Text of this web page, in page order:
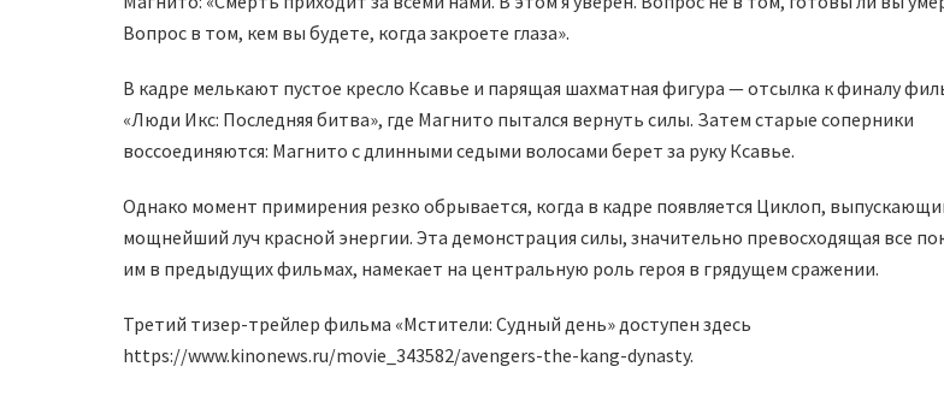
Вопрос в том, кем вы будете, когда закроете глаза».
В кадре мелькают пустое кресло Ксавье и парящая шахматная фигура — отсылка к финалу
«Люди Икс: Последняя битва», где Магнито пытался вернуть силы. Затем старые соперники
воссоединяются: Магнито с длинными седыми волосами берет за руку Ксавье.
Однако момент примирения резко обрывается, когда в кадре появляется Циклоп,
мощнейший луч красной энергии. Эта демонстрация силы, значительно превосходящая все
им в предыдущих фильмах, намекает на центральную роль героя в грядущем сражении.
Третий тизер-трейлер фильма «Мстители: Судный день» доступен здесь
https://www.kinonews.ru/movie_343582/avengers-the-kang-dynasty.